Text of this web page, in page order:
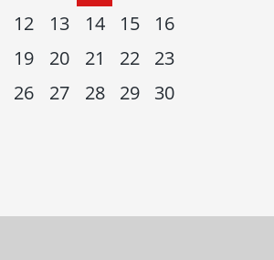
12 13 14 15
16
19 20 21 22
23
26 27 28 29
30